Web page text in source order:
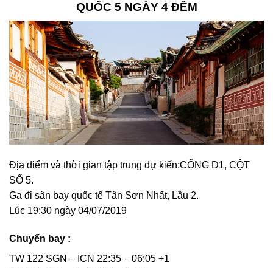
QUỐC 5 NGÀY 4 ĐÊM
Địa điểm và thời gian tập trung dự kiến:CỔNG D1, CỘT
SỐ 5.
Ga đi sân bay quốc tế Tân Sơn Nhất, Lầu 2.
Lúc 19:30 ngày 04/07/2019
Chuyến bay :
TW 122 SGN – ICN 22:35 – 06:05 +1